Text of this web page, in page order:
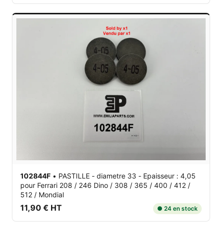
102844F • PASTILLE - diametre 33 - Epaisseur : 4,05
pour Ferrari 208 / 246 Dino / 308 / 365 / 400 / 412 /
512 / Mondial
11,90 € HT ● 24 en stock